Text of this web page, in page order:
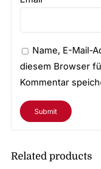
Name, E-Mail-
diesem Browser
Kommentar
Related products